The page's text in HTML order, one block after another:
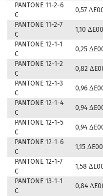
PANTONE 11-2-6
C
0,57
PANTONE 11-2-7
C
1,10 ∆E00
PANTONE 12-1-1
C
0,25
PANTONE 12-1-2
C
0,82
PANTONE 12-1-3
C
0,96
PANTONE 12-1-4
C
0,94
PANTONE 12-1-5
C
0,94
PANTONE 12-1-6
C
1,15 ∆E00
PANTONE 12-1-7
C
1,58
PANTONE 13-1-1
C
0,84